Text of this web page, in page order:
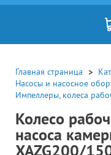
Главная страница
Насосы и насосное
Импеллеры, колеса
Колесо
насоса
XAZG200/